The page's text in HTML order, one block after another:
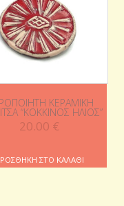
ΚΕΡΑΜΙΚΉ
“ΚΌΚΚΙΝΟΣ ΉΛΙΟΣ”
20.00 €
ΣΤΟ ΚΑΛΆΘΙ